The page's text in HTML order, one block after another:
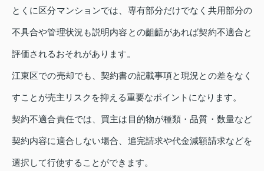
とくに区分マンションでは、専有部分だけでなく共用部分の
不具合や管理状況も説明内容との齟齬があれば契約不適合と
評価されるおそれがあります。
江東区での売却でも、契約書の記載事項と現況との差をなく
すことが売主リスクを抑える重要なポイントになります。
契約不適合責任では、買主は目的物が種類・品質・数量など
契約内容に適合しない場合、追完請求や代金減額請求などを
選択して行使することができます。